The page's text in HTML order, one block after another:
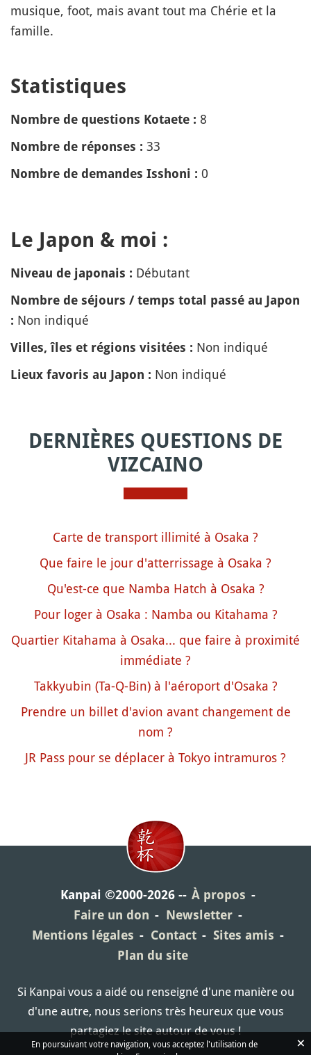
musique, foot, mais avant tout ma Chérie et la
famille.
Statistiques
Nombre de questions Kotaete : 8
Nombre de réponses : 33
Nombre de demandes Isshoni : 0
Le Japon & moi :
Niveau de japonais : Débutant
Nombre de séjours / temps total passé au Japon
: Non indiqué
Villes, îles et régions visitées : Non indiqué
Lieux favoris au Japon : Non indiqué
DERNIÈRES QUESTIONS DE
VIZCAINO
Carte de transport illimité à Osaka ?
Que faire le jour d'atterrissage à Osaka ?
Qu'est-ce que Namba Hatch à Osaka ?
Pour loger à Osaka : Namba ou Kitahama ?
Quartier Kitahama à Osaka... que faire à proximité
immédiate ?
Takkyubin (Ta-Q-Bin) à l'aéroport d'Osaka ?
Prendre un billet d'avion avant changement de
nom ?
JR Pass pour se déplacer à Tokyo intramuros ?
Kanpai ©2000-2026
À propos
Faire un don
Newsletter
Mentions légales
Contact
Sites amis
Plan du site
Si Kanpai vous a aidé ou renseigné d'une manière ou
d'une autre, nous serions très heureux que vous
partagiez le site autour de vous !
En poursuivant votre navigation, vous acceptez l'utilisation de
×